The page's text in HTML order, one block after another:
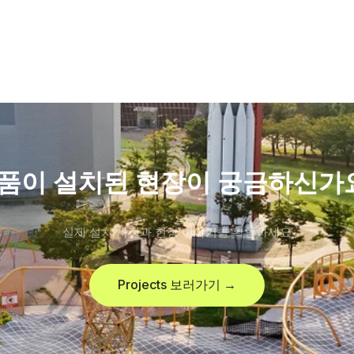
이 설치된 현장이 궁금하신가
실제 설치 사진과 현장 이야기를 확인하세요
Projects 보러가기 →